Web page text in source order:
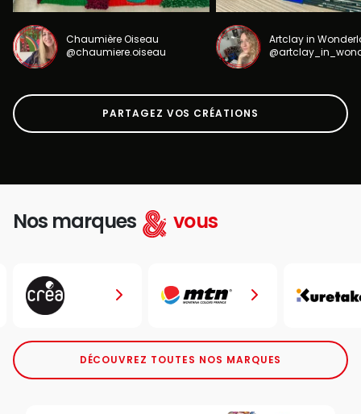
Chaumière Oiseau
@chaumiere.oiseau
Artclay in
PARTAGEZ VOS CRÉATIONS
Nos marques vous
DÉCOUVREZ TOUTES NOS MARQUES